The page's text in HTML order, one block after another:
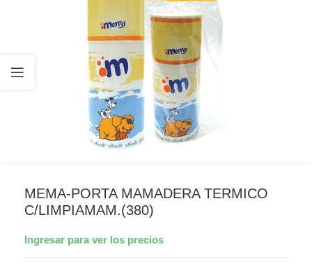
MEMA-PORTA MAMADERA TERMICO
C/LIMPIAMAM.(380)
Ingresar para ver los precios